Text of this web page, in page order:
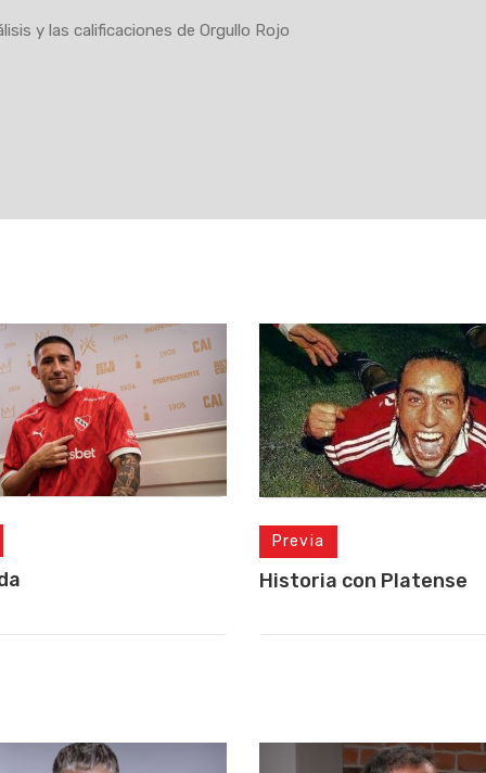
y las calificaciones de Orgullo Rojo
Previa
Historia con Platense